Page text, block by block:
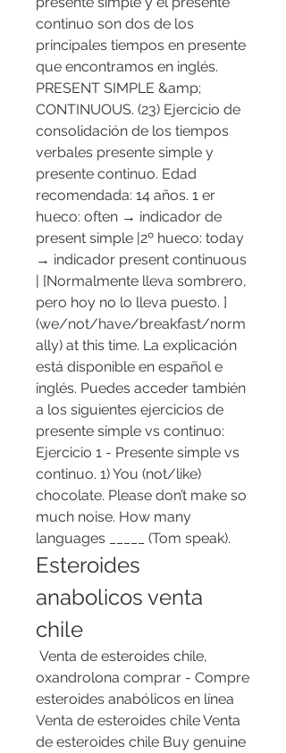
continuo son dos de los
principales tiempos en presente
que encontramos en inglés.
PRESENT SIMPLE &amp;
CONTINUOUS. (23) Ejercicio de
consolidación de los tiempos
verbales presente simple y
presente continuo. Edad
recomendada: 14 años. 1 er
hueco: often → indicador de
present simple |2º hueco: today
→ indicador present continuous
| [Normalmente lleva sombrero,
pero hoy no lo lleva puesto. ]
(we/not/have/breakfast/norm
ally) at this time. La explicación
está disponible en español e
inglés. Puedes acceder también
a los siguientes ejercicios de
presente simple vs continuo:
Ejercicio 1 - Presente simple vs
continuo. 1) You (not/like)
chocolate. Please don’t make so
much noise. How many
languages _____ (Tom speak).
Esteroides
anabolicos venta
chile
oxandrolona comprar - Compre
esteroides anabólicos en línea
Venta de esteroides chile Venta
de esteroides chile Buy genuine